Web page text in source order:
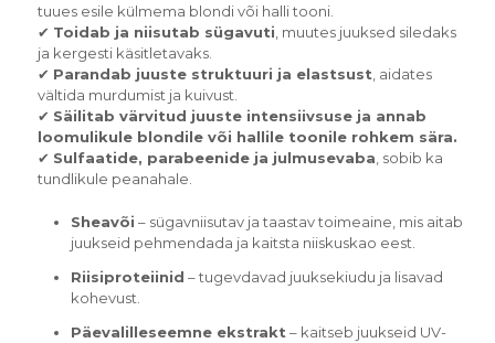
tuues esile külmema blondi või halli tooni.
✔ Toidab ja niisutab sügavuti, muutes juuksed siledaks
ja kergesti käsitletavaks.
✔ Parandab juuste struktuuri ja elastsust, aidates
vältida murdumist ja kuivust.
✔ Säilitab värvitud juuste intensiivsuse ja annab
loomulikule blondile või hallile toonile rohkem sära.
✔ Sulfaatide, parabeenide ja julmusevaba, sobib ka
tundlikule peanahale.
Sheavõi – sügavniisutav ja taastav toimeaine, mis aitab
juukseid pehmendada ja kaitsta niiskuskao eest.
Riisiproteiinid – tugevdavad juuksekiudu ja lisavad
kohevust.
Päevalilleseemne ekstrakt– kaitseb juukseid UV-